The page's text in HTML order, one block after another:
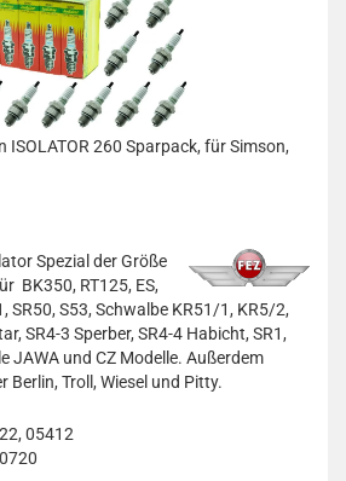
ISOLATOR 260 Sparpack, für Simson,
Spezial der Größe
BK350, RT125, ES,
SR50, S53, Schwalbe KR51/1, KR5/2,
SR4-3 Sperber, SR4-4 Habicht, SR1,
JAWA und CZ Modelle. Außerdem
Berlin, Troll, Wiesel und Pitty.
05412